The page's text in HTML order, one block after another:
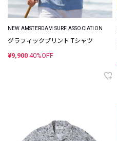
NEW AMSTERDAM SURF ASSOCIATION
グラフィックプリント Tシャツ
¥9,900 40%OFF